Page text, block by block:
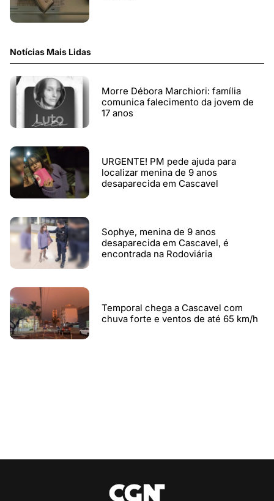
Notícias Mais Lidas
Morre Débora Marchiori: família
comunica falecimento da jovem de
17 anos
URGENTE! PM pede ajuda para
localizar menina de 9 anos
desaparecida em Cascavel
Sophye, menina de 9 anos
desaparecida em Cascavel, é
encontrada na Rodoviária
Temporal chega a Cascavel com
chuva forte e ventos de até 65 km/h